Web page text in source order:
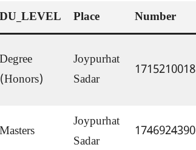
DU_LEVEL Place Number
Degree
(Honors)
Joypurhat
Sadar
1715210018
Masters
Joypurhat
Sadar
1746924390